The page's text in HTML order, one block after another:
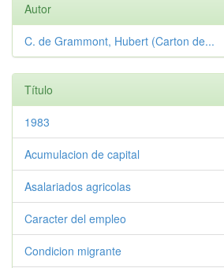
Autor
C. de Grammont, Hubert (Carton de...
Título
1983
Acumulacion de capital
Asalariados agricolas
Caracter del empleo
Condicion migrante